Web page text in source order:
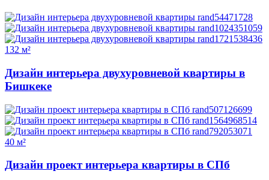
132 м²
Дизайн интерьера двухуровневой квартиры в
Бишкеке
40 м²
Дизайн проект интерьера квартиры в СПб